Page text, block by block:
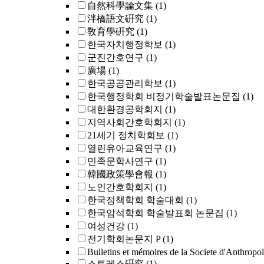
自然科學論文集 (1)
泮橋語文硏究 (1)
敎育學硏究 (1)
한국자치행정학보 (1)
군진간호연구 (1)
廣場 (1)
한국공공관리학보 (1)
한국행정학회 비정기학술발표논문집 (1)
대한환경공학회지 (1)
지역사회간호학회지 (1)
21세기 정치학회보 (1)
열린유아교육연구 (1)
민족문학사연구 (1)
韓國政策學會報 (1)
노인간호학회지 (1)
한국정책학회 학술대회 (1)
한국암석학회 학술발표회 논문집 (1)
여성건강 (1)
전기학회논문지 P (1)
Bulletins et mémoires de la Societe